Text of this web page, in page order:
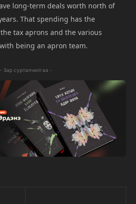
long-term deals worth north of
That spending has the
tax aprons and the various
being an apron team.
- Зар сурталчилгаа -